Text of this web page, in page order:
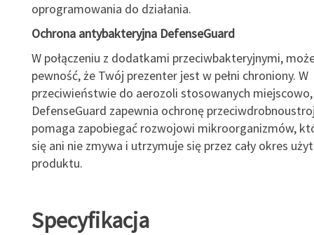
oprogramowania do działania.
Ochrona antybakteryjna DefenseGuard
W połączeniu z dodatkami przeciwbakteryjnymi,
pewność, że Twój prezenter jest w pełni chroniony. W
przeciwieństwie do aerozoli stosowanych miejscowo,
DefenseGuard zapewnia ochronę
pomaga zapobiegać rozwojowi mikroorganizmów,
się ani nie zmywa i utrzymuje się przez cały okres
produktu.
Specyfikacja